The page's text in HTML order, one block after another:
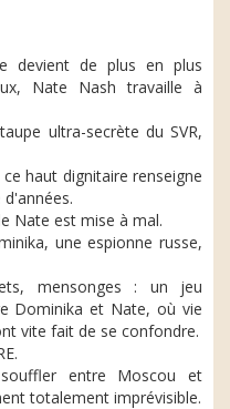
devient de plus en plus
Nate Nash travaille à
ultra-secrète du SVR,
haut dignitaire renseigne
Nate est mise à mal.
une espionne russe,
mensonges : un jeu
Dominika et Nate, où vie
vite fait de se confondre.
entre Moscou et
totalement imprévisible.